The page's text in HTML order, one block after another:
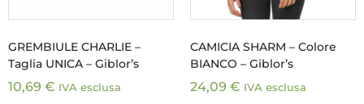
GREMBIULE CHARLIE –
Taglia UNICA – Giblor’s
10,69 € IVA esclusa
CAMICIA SHARM – Colore
BIANCO – Giblor’s
24,09 € IVA esclusa